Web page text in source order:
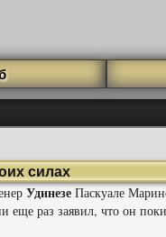
силах
УдинезеПаскуале
еще раз заявил, что он